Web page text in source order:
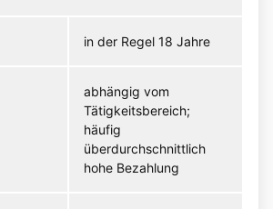
in der Regel 18 Jahre
abhängig vom
Tätigkeitsbereich;
häufig
überdurchschnittlich
hohe Bezahlung